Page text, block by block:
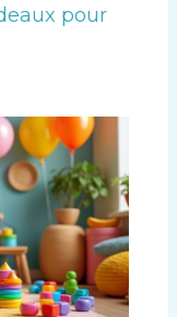
pour